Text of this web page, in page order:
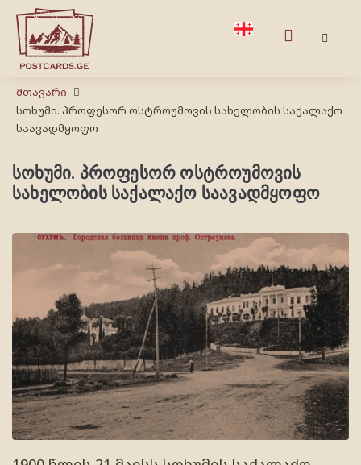
Მთავარი
სოხუმი. პროფესორ ოსტროუმოვის სახელობის საქალაქო
საავადმყოფო
სოხუმი. პროფესორ ოსტროუმოვის
სახელობის საქალაქო საავადმყოფო